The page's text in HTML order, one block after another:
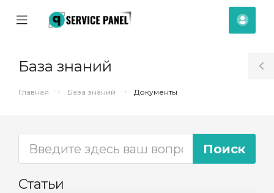
Mobile
База знаний
Главная База знаний Документы
Статьи